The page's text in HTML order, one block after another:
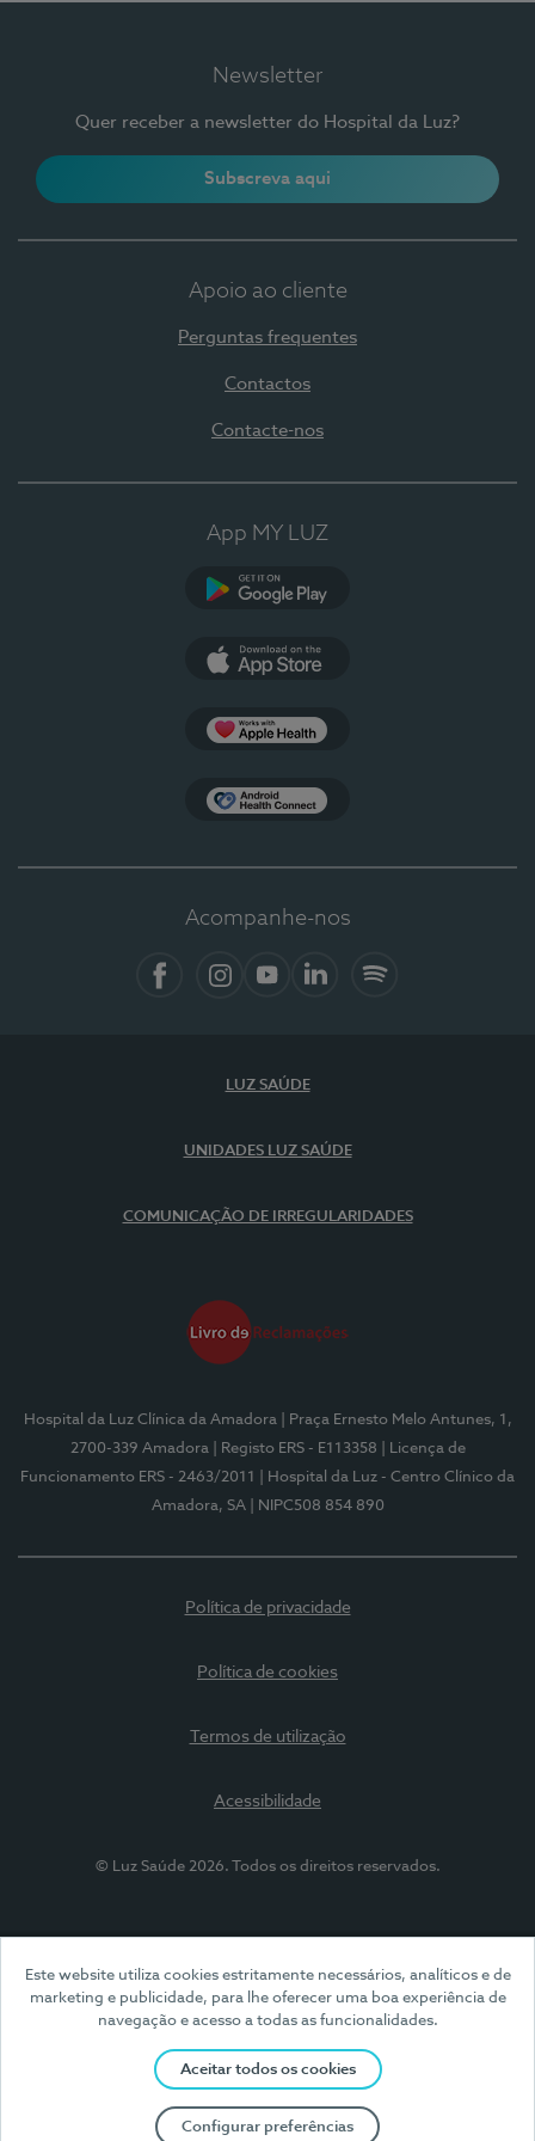
Este website utiliza cookies estritamente necessários, analíticos e de
marketing e publicidade, para lhe oferecer uma boa experiência de
navegação e acesso a todas as funcionalidades.
Aceitar todos os cookies
Configurar preferências
Newsletter
Quer receber a newsletter do Hospital da Luz?
Subscreva aqui
Apoio ao cliente
Perguntas frequentes
Contactos
Contacte-nos
App MY LUZ
Acompanhe-nos
LUZ SAÚDE
UNIDADES LUZ SAÚDE
COMUNICAÇÃO DE IRREGULARIDADES
Hospital da Luz Clínica da Amadora
| Praça Ernesto Melo Antunes, 1,
2700-339 Amadora
| Registo ERS - E113358
| Licença de
Funcionamento ERS - 2463/2011
| Hospital da Luz - Centro Clínico da
Amadora, SA
| NIPC508 854 890
Política de privacidade
Política de cookies
Termos de utilização
Acessibilidade
© Luz Saúde 2026. Todos os direitos reservados.